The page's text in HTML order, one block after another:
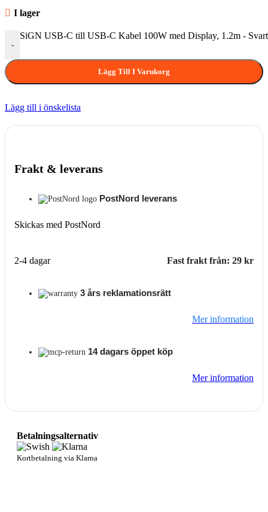
I lager
-
SiGN USB-C till USB-C Kabel 100W med Display, 1.2m -
Lägg Till I Varukorg
Lägg till i önskelista
Frakt & leverans
PostNord leverans
Skickas med PostNord
2-4 dagar Fast frakt från: 29 kr
3 års reklamationsrätt
Mer information
14 dagars öppet köp
Mer information
Betalningsalternativ
Kortbetalning via Klarna